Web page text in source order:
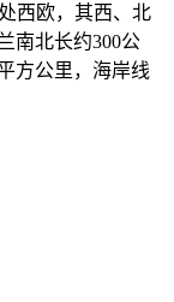
西欧，其西、北
南北长约300公
方公里，海岸线